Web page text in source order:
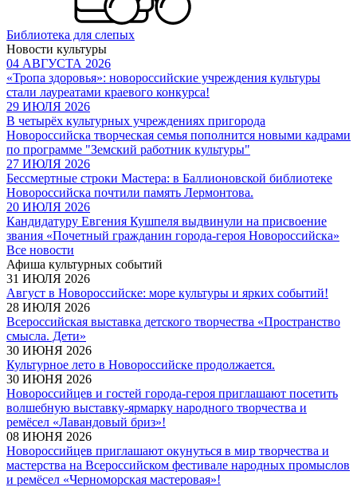
Библиотека для слепых
Новости культуры
04 АВГУСТА 2026
«Тропа здоровья»: новороссийские учреждения культуры
стали лауреатами краевого конкурса!
29 ИЮЛЯ 2026
В четырёх культурных учреждениях пригорода
Новороссийска творческая семья пополнится новыми кадрами
по программе "Земский работник культуры"
27 ИЮЛЯ 2026
Бессмертные строки Мастера: в Баллионовской библиотеке
Новороссийска почтили память Лермонтова.
20 ИЮЛЯ 2026
Кандидатуру Евгения Кушпеля выдвинули на присвоение
звания «Почетный гражданин города-героя Новороссийска»
Все новости
Афиша культурных событий
31 ИЮЛЯ 2026
Август в Новороссийске: море культуры и ярких событий!
28 ИЮЛЯ 2026
Всероссийская выставка детского творчества «Пространство
смысла. Дети»
30 ИЮНЯ 2026
Культурное лето в Новороссийске продолжается.
30 ИЮНЯ 2026
Новороссийцев и гостей города-героя приглашают посетить
волшебную выставку-ярмарку народного творчества и
ремёсел «Лавандовый бриз»!
08 ИЮНЯ 2026
Новороссийцев приглашают окунуться в мир творчества и
мастерства на Всероссийском фестивале народных промыслов
и ремёсел «Черноморская мастеровая»!